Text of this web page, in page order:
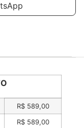
R$589,00
R$589,00